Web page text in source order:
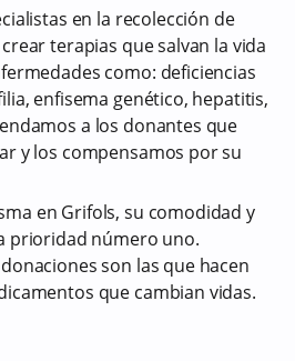
en la recolección de
terapias que salvan la vida
como: deficiencias
enfisema genético, hepatitis,
a los donantes que
y los compensamos por su
en Grifols, su comodidad y
prioridad número uno.
son las que hacen
que cambian vidas.